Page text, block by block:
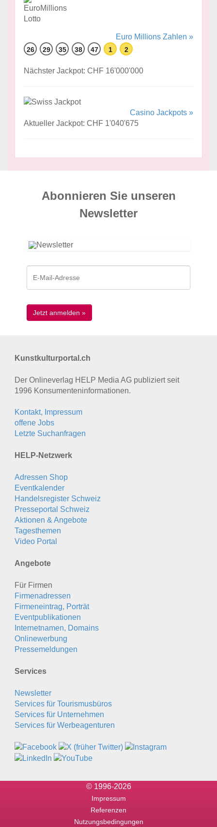
Euro Millions Zahlen »
26 29 35 38 47 1 2
Nächster Jackpot: CHF 16'000'000
Casino Jackpots »
Aktueller Jackpot: CHF 1'040'675
Abonnieren Sie unseren
News­letter
Kunstkulturportal.ch
Der Onlineverlag HELP Media AG publiziert seit
1996 Konsumenten­informationen.
Kontakt, Impressum
offene Jobs
Letzte Suchanfragen
HELP-Netzwerk
Adressen Shop
Eventkalender
Handelsregister Schweiz
Presseportal Schweiz
Aktionen & Angebote
Tagesthemen
Video Portal
Angebote
Für Firmen
Firmenadressen
Firmeneintrag, Porträt
Eventpublikationen
Internetnamen, Domains
Onlinewerbung
Pressemeldungen
Services
Newsletter
Services für Tourismusbüros
Services für Unternehmen
Services für Werbeagenturen
© 1996-2026
Impressum
Referenzen
Nutzungsbedingungen